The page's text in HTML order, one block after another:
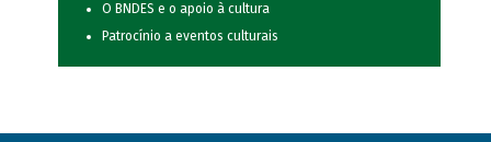
O BNDES e o apoio à cultura
Patrocínio a eventos culturais